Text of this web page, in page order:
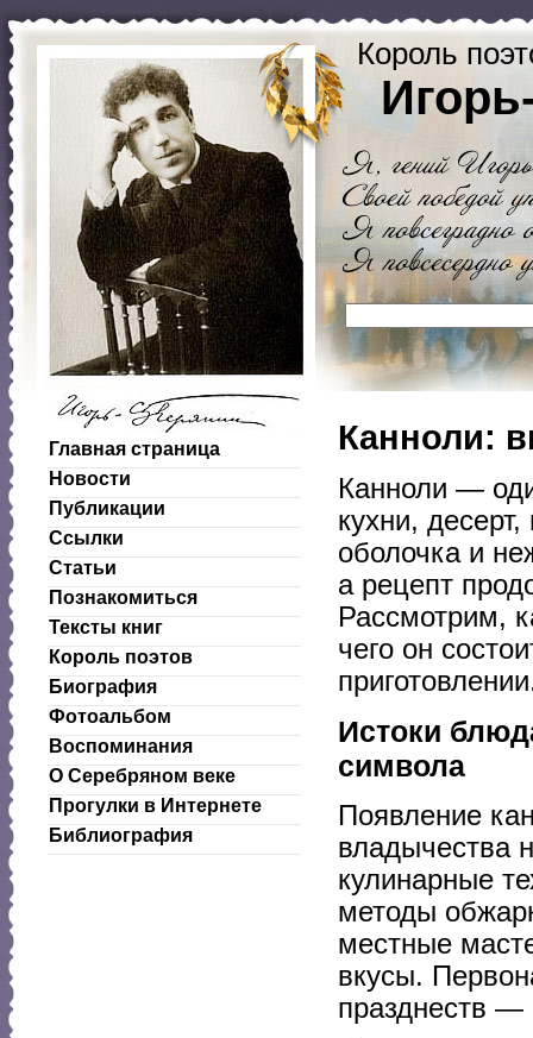
Король
Главная страница
Новости
Публикации
Ссылки
Статьи
Познакомиться
Тексты книг
Король поэтов
Биография
Фотоальбом
Воспоминания
О Серебряном веке
Прогулки в Интернете
Библиография
Канноли:
Канноли —
кухни,
оболочка и
а рецепт
Рассмотрим,
чего он
Истоки
символа
Появление
владычества
кулинарные
методы
местные
вкусы.
празднеств —